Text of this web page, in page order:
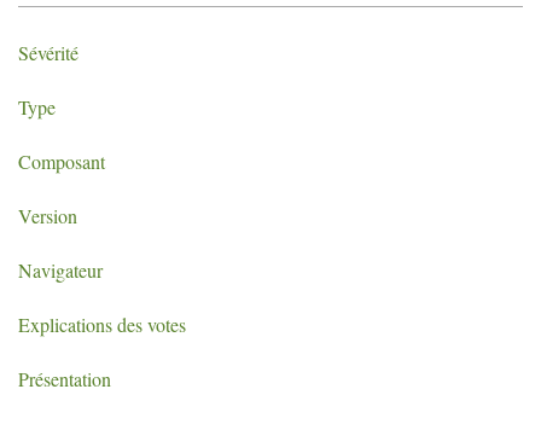
Sévérité
Type
Composant
Version
Navigateur
Explications des votes
Présentation